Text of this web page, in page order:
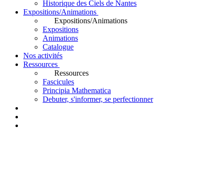
Historique des Ciels de Nantes
Expositions/Animations
Expositions/Animations
Expositions
Animations
Catalogue
Nos activités
Ressources
Ressources
Fascicules
Principia Mathematica
Debuter, s'informer, se perfectionner